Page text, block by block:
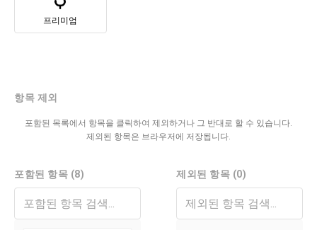
프리미엄
항목 제외
포함된 목록에서 항목을 클릭하여 제외하거나 그 반대로 할 수 있습니다.
제외된 항목은 브라우저에 저장됩니다.
포함된 항목 (8) 제외된 항목 (0)